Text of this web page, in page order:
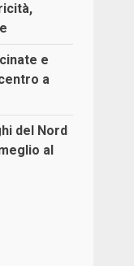
e
a
del Nord
al